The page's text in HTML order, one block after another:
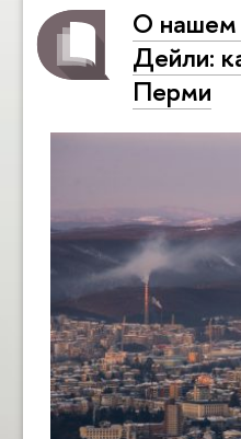
О нашем
Дейли:
Перми